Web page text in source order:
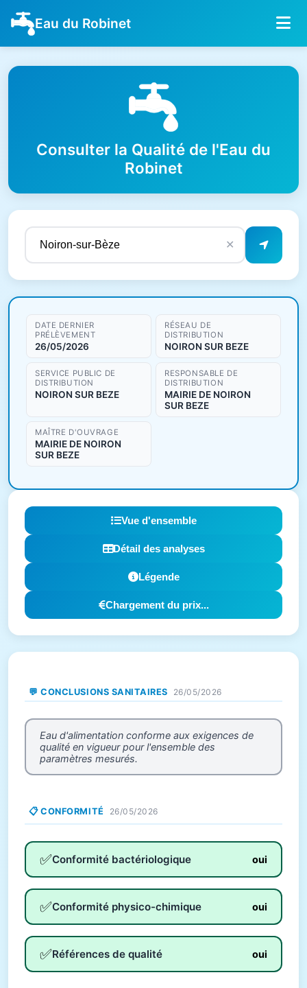
Eau du Robinet
Consulter la Qualité de l'Eau du
Robinet
✕
Résultats de qualité de l'eau
DATE DERNIER
PRÉLÈVEMENT
26/05/2026
RÉSEAU DE
DISTRIBUTION
NOIRON SUR BEZE
SERVICE PUBLIC DE
DISTRIBUTION
NOIRON SUR BEZE
RESPONSABLE DE
DISTRIBUTION
MAIRIE DE NOIRON
SUR BEZE
MAÎTRE D'OUVRAGE
MAIRIE DE NOIRON
SUR BEZE
Vue d'ensemble
Détail des analyses
Légende
Chargement du prix...
💬 CONCLUSIONS SANITAIRES 26/05/2026
Eau d'alimentation conforme aux exigences de
qualité en vigueur pour l'ensemble des
paramètres mesurés.
📋 CONFORMITÉ 26/05/2026
✅Conformité bactériologique oui
✅Conformité physico-chimique oui
✅Références de qualité oui